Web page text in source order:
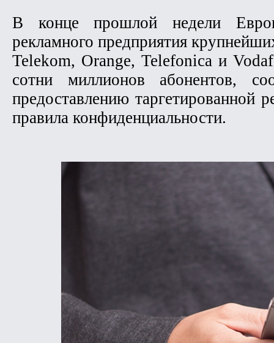
В конце прошлой недели
рекламного предприятия
Telekom, Orange, Telefonica и
сотни миллионов абонентов,
предоставлению
правила конфиденциальности.